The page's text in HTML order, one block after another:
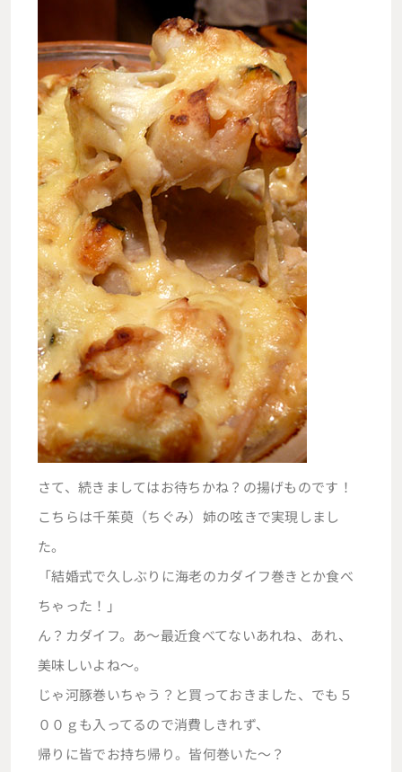
さて、続きましてはお待ちかね？の揚げものです！
こちらは千茱萸（ちぐみ）姉の呟きで実現しまし
た。
「結婚式で久しぶりに海老のカダイフ巻きとか食べ
ちゃった！」
ん？カダイフ。あ～最近食べてないあれね、あれ、
美味しいよね～。
じゃ河豚巻いちゃう？と買っておきました、でも５
００ｇも入ってるので消費しきれず、
帰りに皆でお持ち帰り。皆何巻いた～？